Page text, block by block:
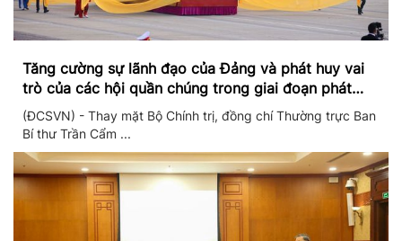
Tăng cường sự lãnh đạo của Đảng và phát huy vai
trò của các hội quần chúng trong giai đoạn phát
triển mới
(ĐCSVN) - Thay mặt Bộ Chính trị, đồng chí Thường trực Ban
Bí thư Trần Cẩm ...